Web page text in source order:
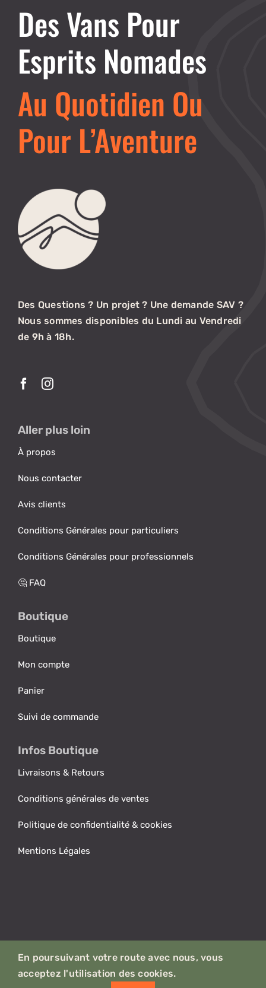
Des Vans Pour
Esprits Nomades
Au Quotidien Ou
Pour L’Aventure
Des Questions ? Un projet ? Une demande SAV ?
Nous sommes disponibles du Lundi au Vendredi
de 9h à 18h.
Aller plus loin
À propos
Nous contacter
Avis clients
Conditions Générales pour particuliers
Conditions Générales pour professionnels
🤔 FAQ
Boutique
Boutique
Mon compte
Panier
Suivi de commande
Infos Boutique
Livraisons & Retours
Conditions générales de ventes
Politique de confidentialité & cookies
Mentions Légales
Notre engagement planète.
© Copyright 2021 - 2026 | NordVans - Aménagement
En poursuivant votre route avec nous, vous
acceptez l'utilisation des cookies.